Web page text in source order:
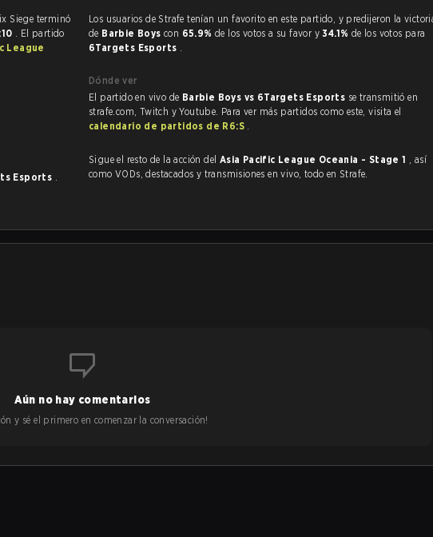
El partido de Rainbow Six Siege terminó
. El partido
League
Esports .
Los usuarios de Strafe tenían un favorito en este partido, y predijeron la victoria
de Barbie Boys con 65.9% de los votos a su favor y34.1% de los votos para
6Targets Esports .
Dónde ver
El partido en vivo de Barbie Boys vs 6Targets Esports se transmitió en
strafe.com, Twitch y Youtube. Para ver más partidos como este, visita el
calendario de partidos de R6:S .
Sigue el resto de la acción del Asia Pacific League Oceania - Stage 1 , así
como VODs, destacados y transmisiones en vivo, todo en Strafe.
Aún no hay comentarios
y sé el primero en comenzar la conversación!